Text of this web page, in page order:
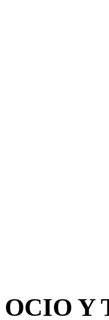
OCIO Y